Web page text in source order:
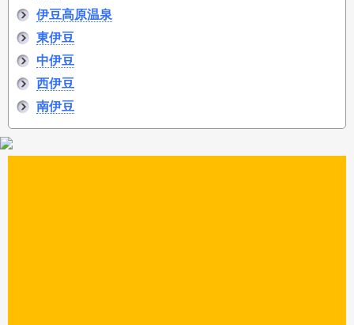
伊豆高原温泉
東伊豆
中伊豆
西伊豆
南伊豆